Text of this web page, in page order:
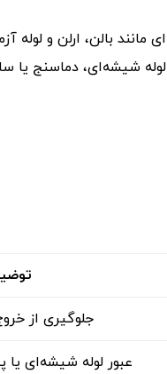
بالن، ارلن و
شیشه‌ای، دماسنج یا
جلوگیری از
عبور لوله شیشه‌ای یا